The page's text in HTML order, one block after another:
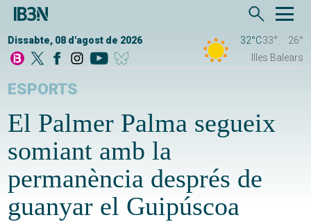
Dissabte, 08 d'agost de 2026 32°C33°
26°
Illes Balears
ESPORTS
El Palmer Palma segueix
somiant amb la
permanència després de
guanyar el Guipúscoa